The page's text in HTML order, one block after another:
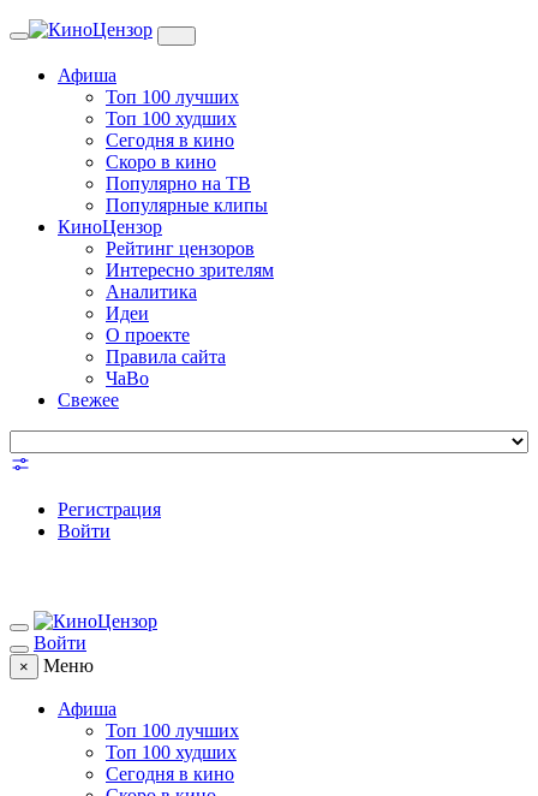
Toggle
Афиша
Топ 100 лучших
Топ 100 худших
Сегодня в кино
Скоро в кино
Популярно на ТВ
Популярные клипы
КиноЦензор
Рейтинг цензоров
Интересно зрителям
Аналитика
Идеи
О проекте
Правила сайта
ЧаВо
Свежее
Регистрация
Войти
Войти
× Меню
Афиша
Топ 100 лучших
Топ 100 худших
Сегодня в кино